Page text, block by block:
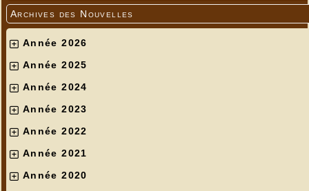
Archives des Nouvelles
Année 2026
Année 2025
Année 2024
Année 2023
Année 2022
Année 2021
Année 2020